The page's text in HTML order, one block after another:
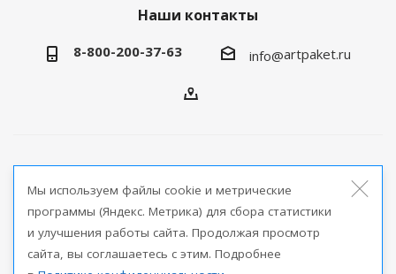
Наши контакты
8-800-200-37-63 info@artpaket.ru
продукции
Версия для печати
Мы используем файлы cookie и метрические
программы (Яндекс. Метрика) для сбора статистики
и улучшения работы сайта. Продолжая просмотр
сайта, вы соглашаетесь с этим. Подробнее